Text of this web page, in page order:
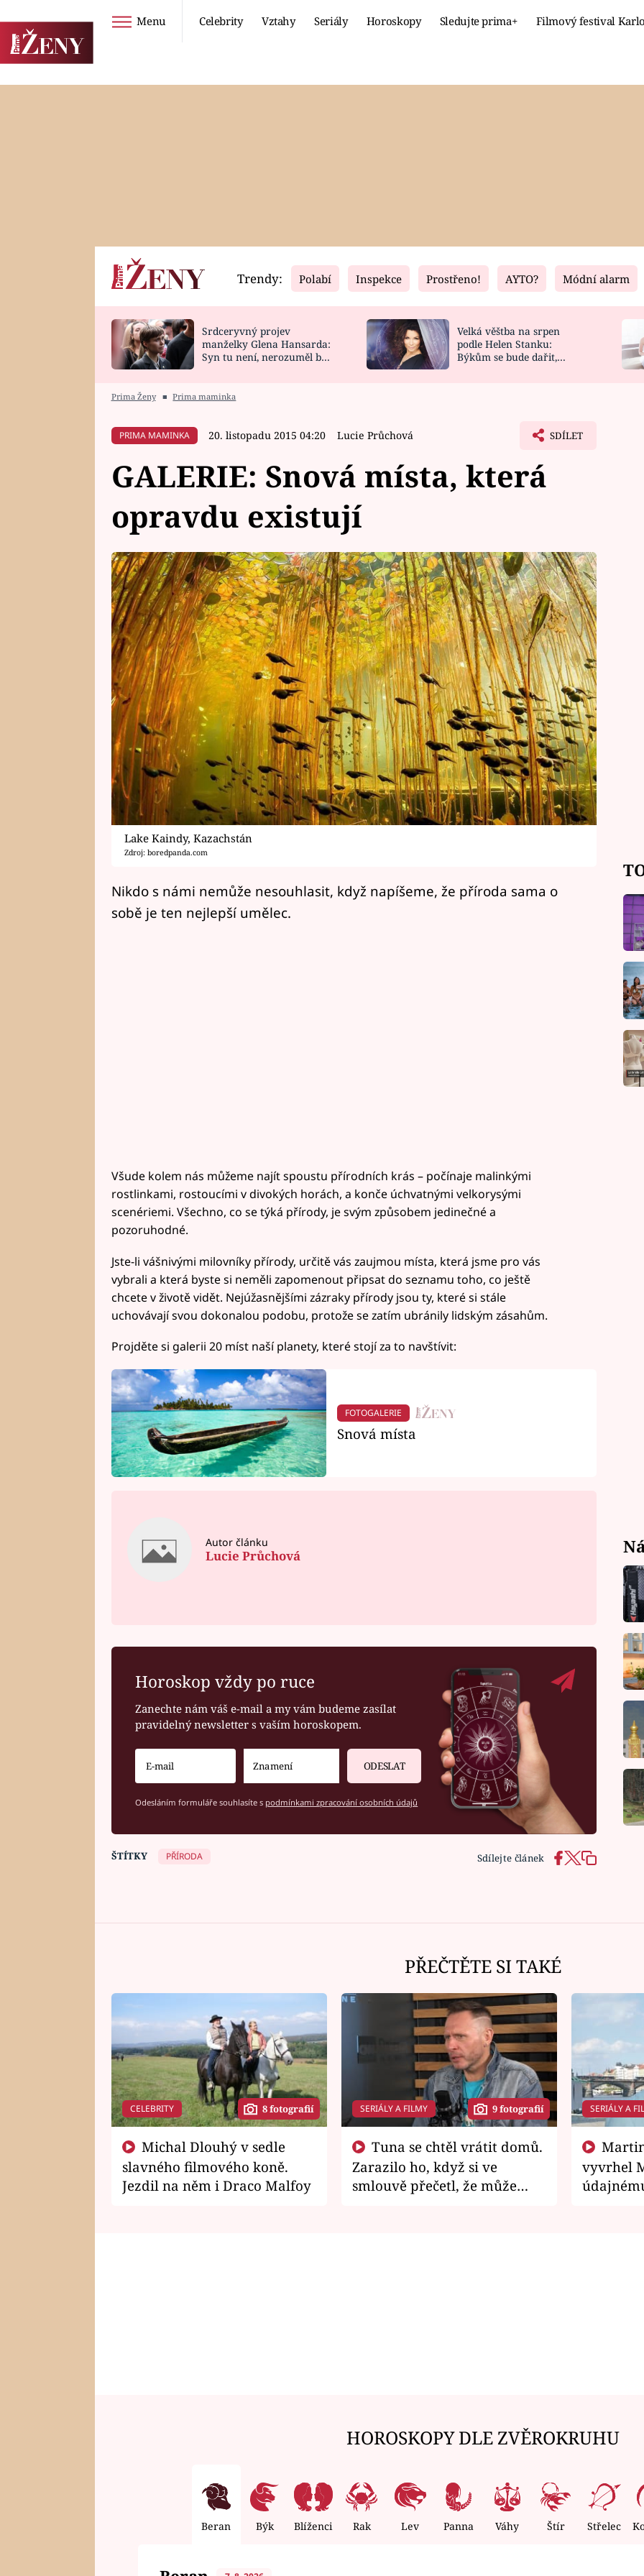
Menu Celebrity Vztahy Seriály Horoskopy Sledujte prima+ Filmový festival
Horoskopy
HOROSKOP NA
Video
CELEBRITY
VAŘENÍ
Fresh
NOVINKY
VIDEORECEPTY
Living
DESIGN
Trendy: Polabí Inspekce Prostřeno! AYTO? Módní alarm
Srdceryvný projev
manželky Glena Hansarda:
Syn tu není, nerozuměl by
Velká věštba na srpen
podle Helen Stanku:
Býkům se bude dařit,
Prima Ženy ■ Prima maminka
PRIMA MAMINKA 20. listopadu 2015 04:20 Lucie Průchová SDÍLET
GALERIE: Snová místa, která
opravdu existují
Lake Kaindy, Kazachstán
Zdroj: boredpanda.com
Nikdo s námi nemůže nesouhlasit, když napíšeme, že příroda sama o
sobě je ten nejlepší umělec.
Všude kolem nás můžeme najít spoustu přírodních krás – počínaje malinkými
rostlinkami, rostoucími v divokých horách, a konče úchvatnými velkorysými
scenériemi. Všechno, co se týká přírody, je svým způsobem jedinečné a
pozoruhodné.
Jste-li vášnivými milovníky přírody, určitě vás zaujmou místa, která jsme pro vás
vybrali a která byste si neměli zapomenout připsat do seznamu toho, co ještě
chcete v životě vidět. Nejúžasnějšími zázraky přírody jsou ty, které si stále
uchovávají svou dokonalou podobu, protože se zatím ubránily lidským zásahům.
Projděte si galerii 20 míst naší planety, které stojí za to navštívit:
FOTOGALERIE
Snová místa
Autor článku
Lucie Průchová
Horoskop vždy po ruce
Zanechte nám váš e-mail a my vám budeme zasílat
pravidelný newsletter s vaším horoskopem.
ODESLAT
Odesláním formuláře souhlasíte s podmínkami zpracování osobních údajů
Sdílejte článek
ŠTÍTKY PŘÍRODA
PŘEČTĚTE SI TAKÉ
CELEBRITY 8 fotografií
slavného filmového koně.
Jezdil na něm i Draco Malfoy
SERIÁLY A FILMY 9 fotografií
Zarazilo ho, když si ve
smlouvě přečetl, že může
SERIÁLY A
vyvrhel
HOROSKOPY DLE ZVĚROKRUHU
Beran Býk Blíženci Rak Lev Panna Váhy Štír Střelec